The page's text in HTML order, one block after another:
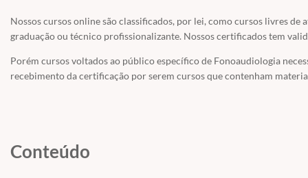
Nossos cursos online são classificados, por lei, como cursos livres
graduação ou técnico profissionalizante. Nossos certificados tem
Porém cursos voltados ao público específico de Fonoaudiologia
recebimento da certificação por serem cursos que contenham
Conteúdo